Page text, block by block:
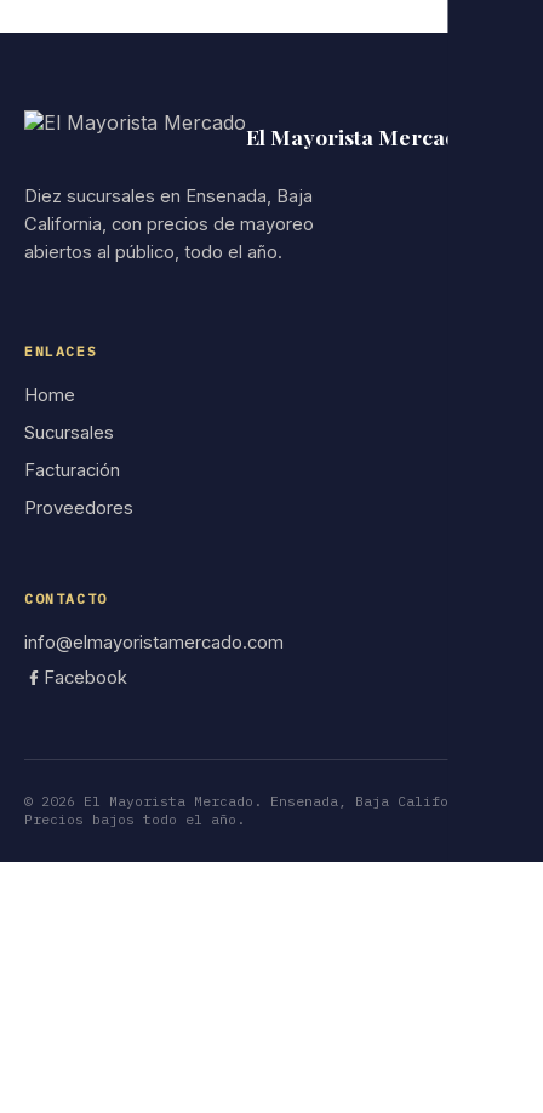
El Mayorista Mercado
Diez sucursales en Ensenada, Baja
California, con precios de mayoreo
abiertos al público, todo el año.
ENLACES
Home
Sucursales
Facturación
Proveedores
CONTACTO
info@elmayoristamercado.com
Facebook
© 2026 El Mayorista Mercado. Ensenada, Baja California.
Precios bajos todo el año.